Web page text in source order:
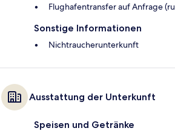
Flughafentransfer auf Anfrage
Sonstige Informationen
Nichtraucherunterkunft
Ausstattung der Unterkunft
Speisen und Getränke